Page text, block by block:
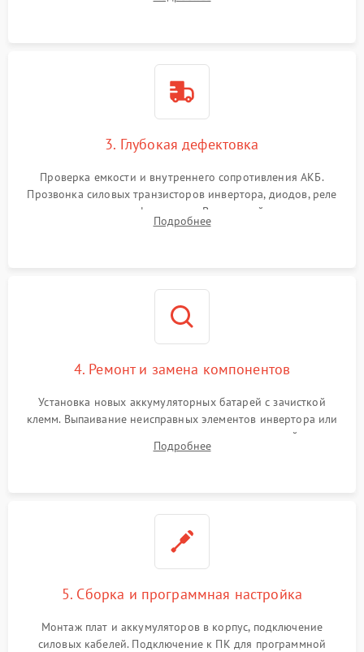
и кистей для предотвращения перегрева и замыканий.
3. Глубокая дефектовка
Проверка емкости и внутреннего сопротивления АКБ.
Прозвонка силовых транзисторов инвертора, диодов, реле
переключения и трансформатора. Визуальный поиск вздутых
конденсаторов и прогаров на печатной плате.
Подробнее
4. Ремонт и замена компонентов
Установка новых аккумуляторных батарей с зачисткой
клемм. Выпаивание неисправных элементов инвертора или
цепи зарядки и монтаж новых радиодеталей.
Восстановление поврежденных токоведущих дорожек и
Подробнее
5. Сборка и программная настройка
Монтаж плат и аккумуляторов в корпус, подключение
силовых кабелей. Подключение к ПК для программной